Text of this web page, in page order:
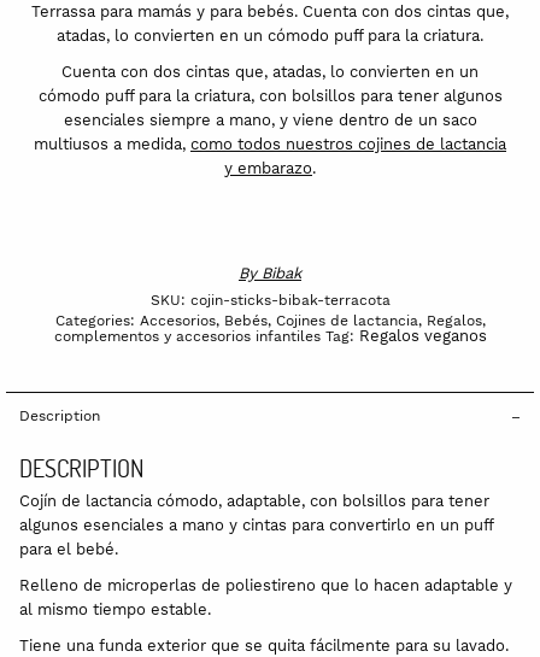
Terrassa para mamás y para bebés. Cuenta con dos cintas que,
atadas, lo convierten en un cómodo puff para la criatura.
Cuenta con dos cintas que, atadas, lo convierten en un
cómodo puff para la criatura, con bolsillos para tener algunos
esenciales siempre a mano, y viene dentro de un saco
multiusos a medida, como todos nuestros cojines de lactancia
y embarazo.
By Bibak
SKU: cojin-sticks-bibak-terracota
Categories: Accesorios, Bebés, Cojines de lactancia, Regalos,
complementos y accesorios infantiles Tag: Regalos veganos
Description
DESCRIPTION
Cojín de lactancia cómodo, adaptable, con bolsillos para tener
algunos esenciales a mano y cintas para convertirlo en un puff
para el bebé.
Relleno de microperlas de poliestireno que lo hacen adaptable y
al mismo tiempo estable.
Tiene una funda exterior que se quita fácilmente para su lavado.